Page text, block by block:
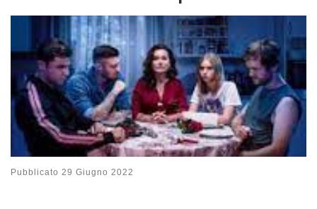
Pubblicato 29 Giugno 2022